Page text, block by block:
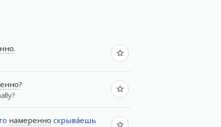
.
?
намеренно скрыва́ешь